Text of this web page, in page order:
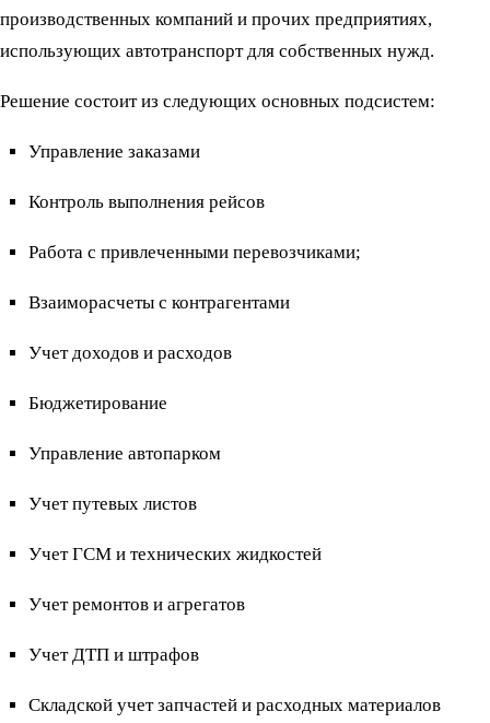
производственных компаний и прочих предприятиях,
использующих автотранспорт для собственных нужд.
Решение состоит из следующих основных подсистем:
Управление заказами
Контроль выполнения рейсов
Работа с привлеченными перевозчиками;
Взаиморасчеты с контрагентами
Учет доходов и расходов
Бюджетирование
Управление автопарком
Учет путевых листов
Учет ГСМ и технических жидкостей
Учет ремонтов и агрегатов
Учет ДТП и штрафов
Складской учет запчастей и расходных материалов